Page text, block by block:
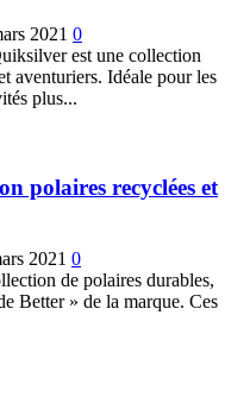
2021 0
est une collection
aventuriers. Idéale pour les
plus...
polaires recyclées et
2021 0
de polaires durables,
Better » de la marque. Ces